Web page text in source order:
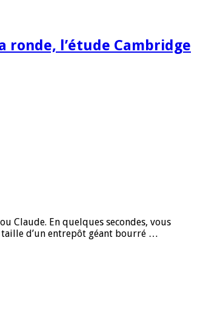
ronde, l’étude Cambridge
Claude. En quelques secondes, vous
taille d’un entrepôt géant bourré …